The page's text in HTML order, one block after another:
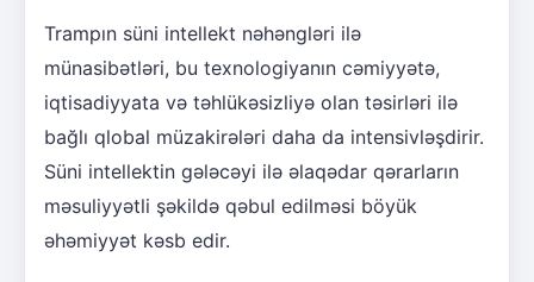
Trampın süni intellekt nəhəngləri ilə
münasibətləri, bu texnologiyanın cəmiyyətə,
iqtisadiyyata və təhlükəsizliyə olan təsirləri ilə
bağlı qlobal müzakirələri daha da intensivləşdirir.
Süni intellektin gələcəyi ilə əlaqədar qərarların
məsuliyyətli şəkildə qəbul edilməsi böyük
əhəmiyyət kəsb edir.